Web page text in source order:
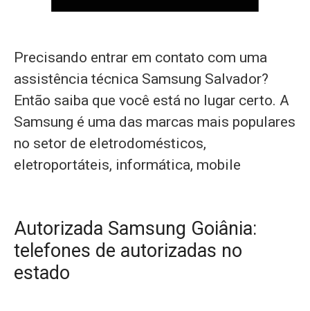
Precisando entrar em contato com uma
assistência técnica Samsung Salvador?
Então saiba que você está no lugar certo. A
Samsung é uma das marcas mais populares
no setor de eletrodomésticos,
eletroportáteis, informática, mobile
Autorizada Samsung Goiânia:
telefones de autorizadas no
estado